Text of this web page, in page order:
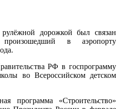
дорожкой был связан
в аэропорту
РФ в госпрограмму
во Всероссийском детском
программа «Строительство»